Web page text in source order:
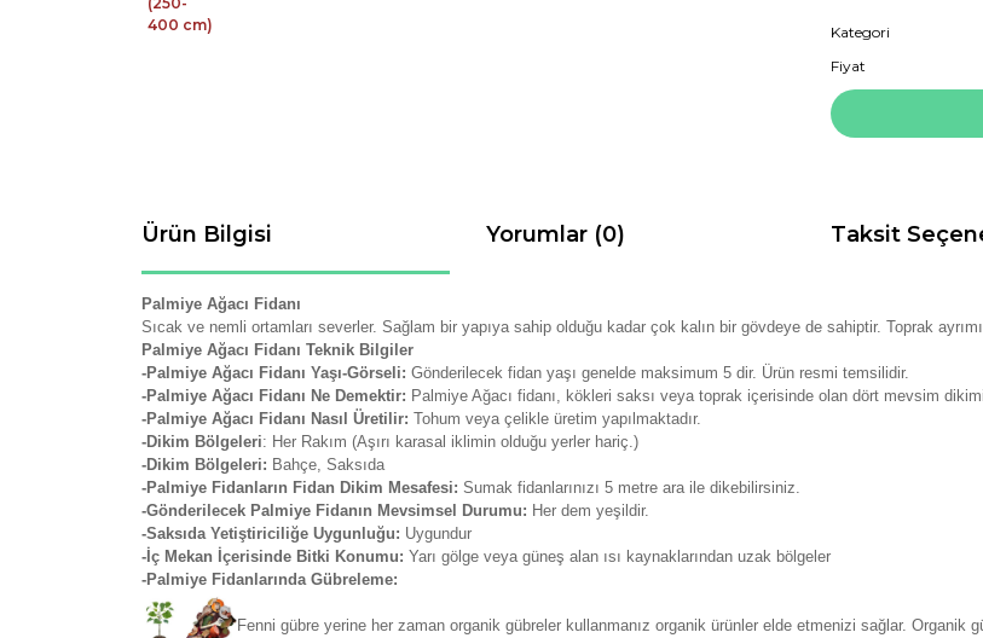
Kategori
Fiyat
Ürün Bilgisi Yorumlar (0) Taksit
Palmiye Ağacı Fidanı
Sıcak ve nemli ortamları severler. Sağlam bir yapıya sahip olduğu kadar çok kalın bir gövdeye de sahiptir. Toprak
Palmiye Ağacı Fidanı Teknik Bilgiler
-Palmiye Ağacı Fidanı Yaşı-Görseli: Gönderilecek fidan yaşı genelde maksimum 5 dir. Ürün resmi temsilidir.
-Palmiye Ağacı Fidanı Ne Demektir: Palmiye Ağacı fidanı, kökleri saksı veya toprak içerisinde olan dört mevsim
-Palmiye Ağacı Fidanı Nasıl Üretilir: Tohum veya çelikle üretim yapılmaktadır.
-Dikim Bölgeleri: Her Rakım (Aşırı karasal iklimin olduğu yerler hariç.)
-Dikim Bölgeleri: Bahçe, Saksıda
-Palmiye Fidanların Fidan Dikim Mesafesi: Sumak fidanlarınızı 5 metre ara ile dikebilirsiniz.
-Gönderilecek Palmiye Fidanın Mevsimsel Durumu: Her dem yeşildir.
-Saksıda Yetiştiriciliğe Uygunluğu: Uygundur
-İç Mekan İçerisinde Bitki Konumu: Yarı gölge veya güneş alan ısı kaynaklarından uzak bölgeler
-Palmiye Fidanlarında Gübreleme:
Fenni gübre yerine her zaman organik gübreler kullanmanız organik ürünler elde etmenizi sağlar. Organik